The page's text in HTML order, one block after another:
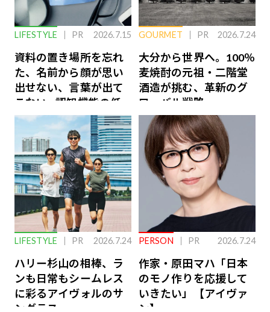
LIFESTYLE PR 2026.7.15
資料の置き場所を忘れ
た、名前から顔が思い
出せない、言葉が出て
こない…認知機能の低
下を救う、脳のインナ
ーケアとは
GOURMET PR 2026.7.24
大分から世界へ。100％
麦焼酎の元祖・二階堂
酒造が挑む、革新のグ
ローバル戦略
LIFESTYLE PR 2026.7.24
ハリー杉山の相棒、ラ
ンも日常もシームレス
に彩るアイヴォルのサ
ングラス
PERSON PR 2026.7.24
作家・原田マハ「日本
のモノ作りを応援して
いきたい」【アイヴァ
ン】